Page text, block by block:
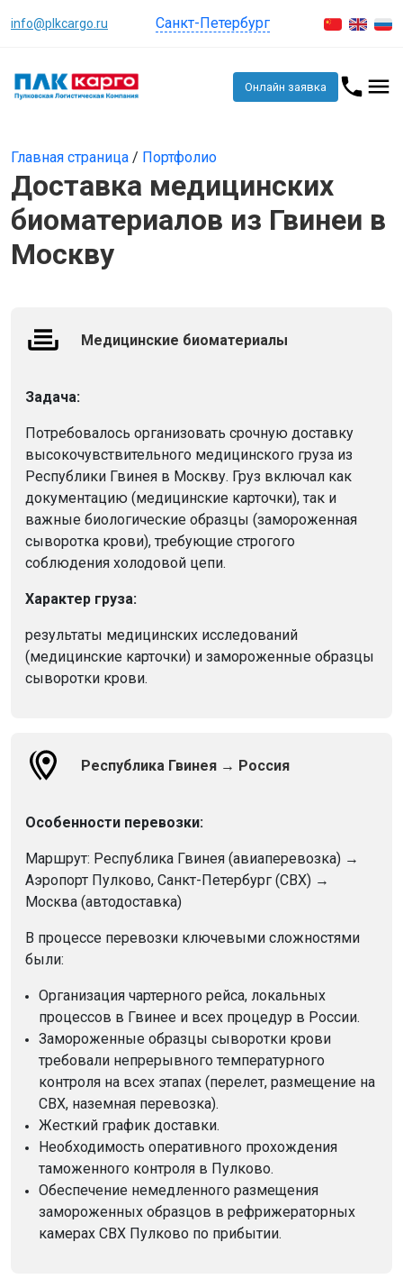
info@plkcargo.ru Санкт-Петербург
Онлайн заявка
Главная страница / Портфолио
Доставка медицинских
биоматериалов из Гвинеи в
Москву
Медицинские биоматериалы
Задача:
Потребовалось организовать срочную доставку
высокочувствительного медицинского груза из
Республики Гвинея в Москву. Груз включал как
документацию (медицинские карточки), так и
важные биологические образцы (замороженная
сыворотка крови), требующие строгого
соблюдения холодовой цепи.
Характер груза:
результаты медицинских исследований
(медицинские карточки) и замороженные образцы
сыворотки крови.
Республика Гвинея → Россия
Особенности перевозки:
Маршрут: Республика Гвинея (авиаперевозка) →
Аэропорт Пулково, Санкт-Петербург (СВХ) →
Москва (автодоставка)
В процессе перевозки ключевыми сложностями
были:
Организация чартерного рейса, локальных
процессов в Гвинее и всех процедур в России.
Замороженные образцы сыворотки крови
требовали непрерывного температурного
контроля на всех этапах (перелет, размещение на
СВХ, наземная перевозка).
Жесткий график доставки.
Необходимость оперативного прохождения
таможенного контроля в Пулково.
Обеспечение немедленного размещения
замороженных образцов в рефрижераторных
камерах СВХ Пулково по прибытии.